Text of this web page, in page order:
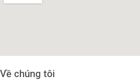
Về chúng tôi